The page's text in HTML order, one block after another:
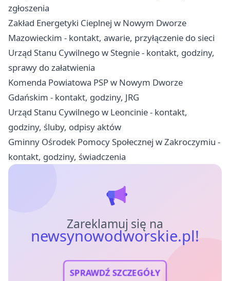
zgłoszenia
Zakład Energetyki Cieplnej w Nowym Dworze
Mazowieckim - kontakt, awarie, przyłączenie do sieci
Urząd Stanu Cywilnego w Stegnie - kontakt, godziny,
sprawy do załatwienia
Komenda Powiatowa PSP w Nowym Dworze
Gdańskim - kontakt, godziny, JRG
Urząd Stanu Cywilnego w Leoncinie - kontakt,
godziny, śluby, odpisy aktów
Gminny Ośrodek Pomocy Społecznej w Zakroczymiu -
kontakt, godziny, świadczenia
Zareklamuj się na
newsynowodworskie.pl!
SPRAWDŹ SZCZEGÓŁY